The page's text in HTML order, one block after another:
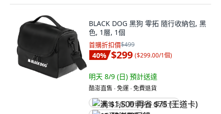
BLACK DOG 黑狗 零拓 隨行收納包, 黑
色, 1層, 1個
首購折扣價$499
40% $299 ($299.00/1個)
明天 8/9 (日) 預計送達
酷澎直售 ∙ 免運 ∙ 免費退貨
满 $1,500 再省 $75 (王道卡)